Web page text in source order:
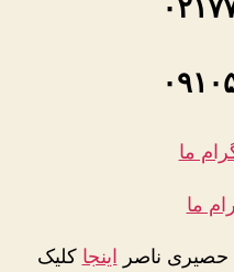
ما
ما
حصیری ناصر اینجا کلیک